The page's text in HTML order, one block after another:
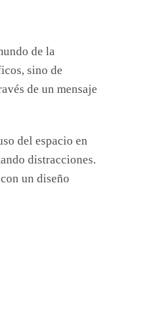
de la
sino de
de un mensaje
del espacio en
distracciones.
un diseño